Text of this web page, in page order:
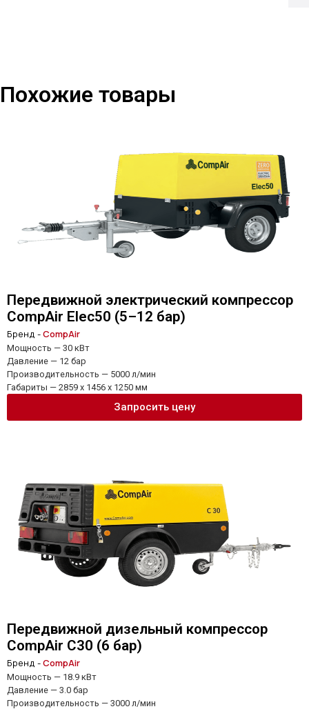
Похожие товары
Передвижной электрический компрессор
CompAir Elec50 (5–12 бар)
Бренд -CompAir
Мощность — 30 кВт
Давление — 12 бар
Производительность — 5000 л/мин
Габариты — 2859 x 1456 x 1250 мм
Запросить цену
Передвижной дизельный компрессор
CompAir C30 (6 бар)
Бренд -CompAir
Мощность — 18.9 кВт
Давление — 3.0 бар
Производительность — 3000 л/мин